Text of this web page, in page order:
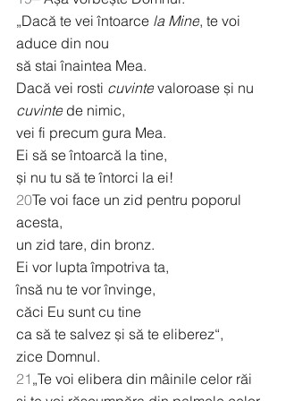
„Dacă te vei întoarce la Mine, te voi
aduce din nou
să stai înaintea Mea.
Dacă vei rosti cuvinte valoroase și nu
cuvinte de nimic,
vei fi precum gura Mea.
Ei să se întoarcă la tine,
și nu tu să te întorci la ei!
20Te voi face un zid pentru poporul
acesta,
un zid tare, din bronz.
Ei vor lupta împotriva ta,
însă nu te vor învinge,
căci Eu sunt cu tine
ca să te salvez și să te eliberez“,
zice Domnul.
21 „Te voi elibera din mâinile celor răi